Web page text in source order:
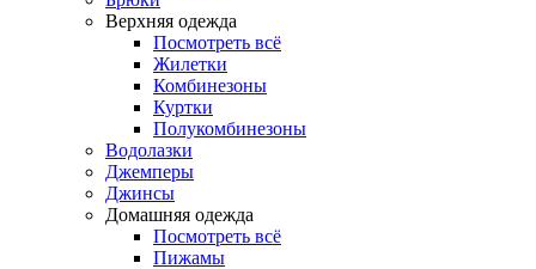
Верхняя одежда
Посмотреть всё
Жилетки
Комбинезоны
Куртки
Полукомбинезоны
Водолазки
Джемперы
Джинсы
Домашняя одежда
Посмотреть всё
Пижамы